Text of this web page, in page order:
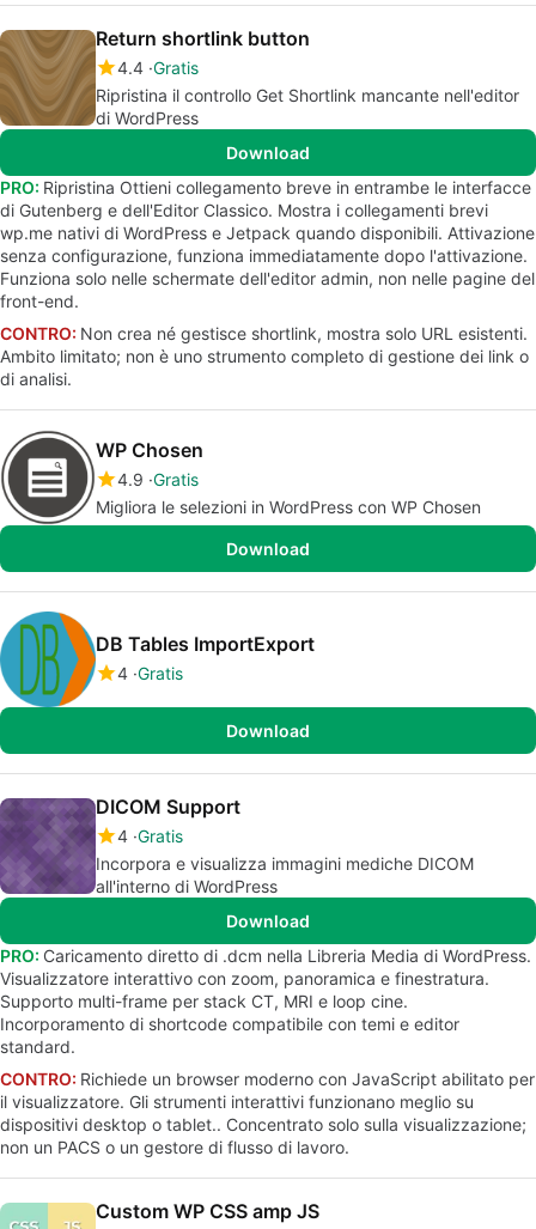
Return shortlink button
4.4 Gratis
Ripristina il controllo Get Shortlink mancante nell'editor
di WordPress
Download
PRO: Ripristina Ottieni collegamento breve in entrambe le interfacce
di Gutenberg e dell'Editor Classico. Mostra i collegamenti brevi
wp.me nativi di WordPress e Jetpack quando disponibili. Attivazione
senza configurazione, funziona immediatamente dopo l'attivazione.
Funziona solo nelle schermate dell'editor admin, non nelle pagine del
front-end.
CONTRO: Non crea né gestisce shortlink, mostra solo URL esistenti.
Ambito limitato; non è uno strumento completo di gestione dei link o
di analisi.
WP Chosen
4.9 Gratis
Migliora le selezioni in WordPress con WP Chosen
Download
DB Tables ImportExport
4 Gratis
Download
DICOM Support
4 Gratis
Incorpora e visualizza immagini mediche DICOM
all'interno di WordPress
Download
PRO: Caricamento diretto di .dcm nella Libreria Media di WordPress.
Visualizzatore interattivo con zoom, panoramica e finestratura.
Supporto multi-frame per stack CT, MRI e loop cine.
Incorporamento di shortcode compatibile con temi e editor
standard.
CONTRO: Richiede un browser moderno con JavaScript abilitato per
il visualizzatore. Gli strumenti interattivi funzionano meglio su
dispositivi desktop o tablet.. Concentrato solo sulla visualizzazione;
non un PACS o un gestore di flusso di lavoro.
Custom WP CSS amp JS